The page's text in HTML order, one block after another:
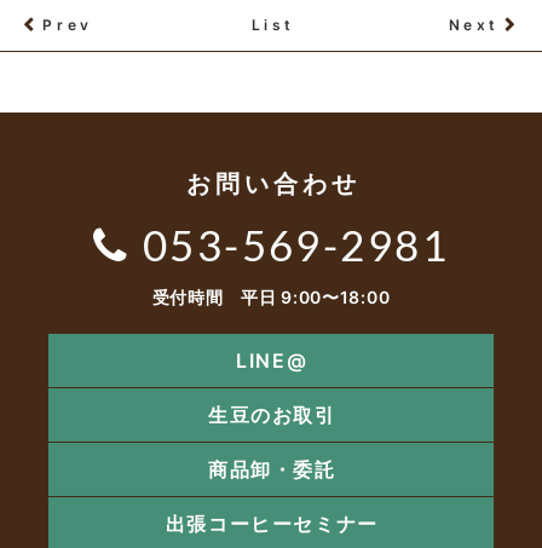
Prev List Next
お問い合わせ
053-569-2981
受付時間 平日 9:00〜18:00
LINE@
生豆のお取引
商品卸・委託
出張コーヒーセミナー